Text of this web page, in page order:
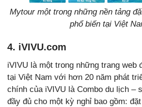
Mytour một trong những nền tảng
phổ biến tại Việt
4. iVIVU.com
iVIVU là một trong những trang web
tại Việt Nam với hơn 20 năm phát
chính của iVIVU là Combo du lịch –
đầy đủ cho một kỳ nghỉ bao gồm: